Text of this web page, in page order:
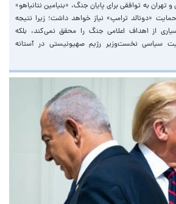
به توافقی برای پایان جنگ، «بنیامین نتانیاهو»
«دونالد ترامپ» نیاز خواهد داشت؛ زیرا نتیجه
از اهداف اعلامی جنگ را محقق نمی‌کند، بلکه
سیاسی نخست‌وزیر رژیم صهیونیستی در آستانه